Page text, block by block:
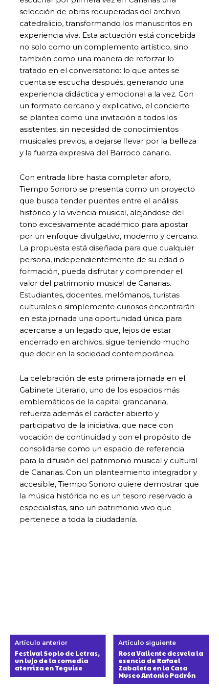
selección de obras recuperadas del archivo
catedralicio, transformando los manuscritos en
experiencia viva. Esta actuación está concebida
no solo como un complemento artístico, sino
también como una manera de reforzar lo
tratado en el conversatorio: lo que antes se
cuenta se escucha después, generando una
experiencia didáctica y emocional a la vez. Con
un formato cercano y explicativo, el concierto
se plantea como una invitación a todos los
asistentes, sin necesidad de conocimientos
musicales previos, a dejarse llevar por la belleza
y la fuerza expresiva del Barroco canario.
Con entrada libre hasta completar aforo,
Tiempo Sonoro se presenta como un proyecto
que busca tender puentes entre el análisis
histórico y la vivencia musical, alejándose del
tono excesivamente académico para apostar
por un enfoque divulgativo, moderno y cercano.
La propuesta está diseñada para que cualquier
persona, independientemente de su edad o
formación, pueda disfrutar y comprender el
valor del patrimonio musical de Canarias.
Estudiantes, docentes, melómanos, turistas
culturales o simplemente curiosos encontrarán
en esta jornada una oportunidad única para
acercarse a un legado que, lejos de estar
encerrado en archivos, sigue teniendo mucho
que decir en la sociedad contemporánea.
La celebración de esta primera jornada en el
Gabinete Literario, uno de los espacios más
emblemáticos de la capital grancanaria,
refuerza además el carácter abierto y
participativo de la iniciativa, que nace con
vocación de continuidad y con el propósito de
consolidarse como un espacio de referencia
para la difusión del patrimonio musical y cultural
de Canarias. Con un planteamiento integrador y
accesible, Tiempo Sonoro quiere demostrar que
la música histórica no es un tesoro reservado a
especialistas, sino un patrimonio vivo que
pertenece a toda la ciudadanía.
Artículo anterior
Festival Soplo de Letras,
un lujo de la comedia
aterriza en Teguise
Artículo siguiente
Rosa Valiente desvela la
esencia de Rafael
Zabaleta en la Casa
Museo Antonio Padrón